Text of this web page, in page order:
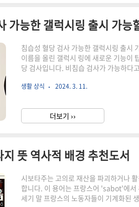
가능한 갤럭시링 출시 가능
침습성 혈당 검사 가능한 갤럭시링 출시
이름을 올린 갤럭시 링에 새로운 기능이
당 검사입니다. 비침습 검사가 가능하다
양하며, 크게 비침습성 치료와 침습성 치
다. 비침습성 치료 비침습성 치료는 피부
주사, 약물 치료, 물리 치료, 운동 치료, 뇌
생활 상식 2024. 3. 11.
더보기 ››
뜻 역사적 배경 추천도서
시보타주는 고의로 재산을 파괴하거나
합니다. 이 용어는 프랑스어 'sabot'에
세기 말 프랑스의 노동자들이 기계화된